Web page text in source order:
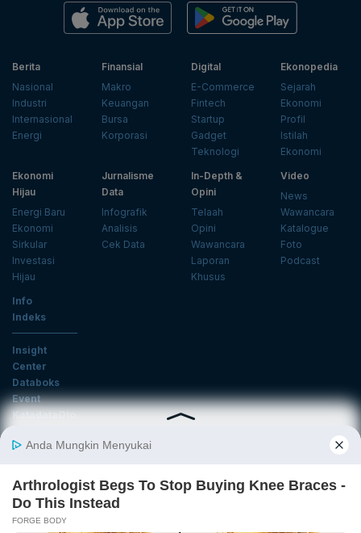
Berita
Nasional
Industri
Internasional
Energi
Finansial
Makro
Keuangan
Bursa
Korporasi
Digital
E-Commerce
Fintech
Startup
Gadget
Teknologi
Ekonopedia
Sejarah
Ekonomi
Profil
Istilah
Ekonomi
Ekonomi
Hijau
Energi Baru
Ekonomi
Sirkular
Investasi
Hijau
Jurnalisme
Data
Infografik
Analisis
Cek Data
In-Depth &
Opini
Telaah
Opini
Wawancara
Laporan
Khusus
Video
News
Wawancara
Katalogue
Foto
Podcast
Info
Indeks
Insight
Center
Databoks
Event
KatadataOto
Email
Daftar